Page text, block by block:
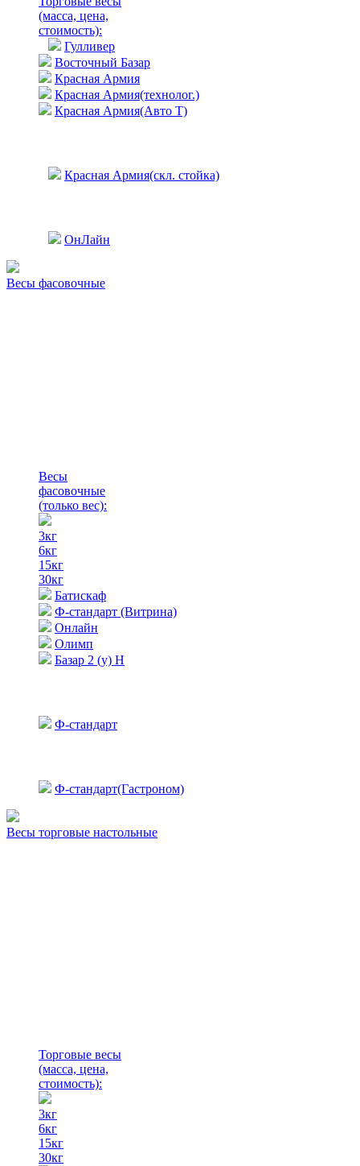
(масса, цена,
стоимость):
Гулливер
Восточный Базар
Красная Армия
Красная Армия(технолог.)
Красная Армия(Авто Т)
Красная Армия(скл. стойка)
ОнЛайн
Весы фасовочные
Весы
фасовочные
(только вес):
3кг
6кг
15кг
30кг
Батискаф
Ф-стандарт (Витрина)
Онлайн
Олимп
Базар 2 (у) Н
Ф-стандарт
Ф-стандарт(Гастроном)
Весы торговые настольные
Торговые весы
(масса, цена,
стоимость):
3кг
6кг
15кг
30кг